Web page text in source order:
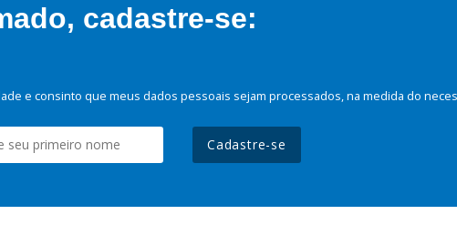
cadastre-se:
e consinto que meus dados pessoais sejam processados, na medida do
Cadastre-se